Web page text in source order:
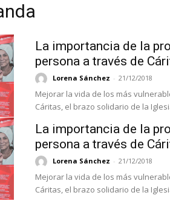
La importancia de la
persona a través de
Lorena Sánchez - 21/12/2018
Mejorar la vida de los más
Cáritas, el brazo solidario de la
La importancia de la
persona a través de
Lorena Sánchez - 21/12/2018
Mejorar la vida de los más
Cáritas, el brazo solidario de la